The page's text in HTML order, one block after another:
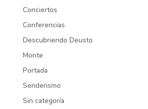
Conciertos
Conferencias
Descubriendo Deusto
Monte
Portada
Senderismo
Sin categoría